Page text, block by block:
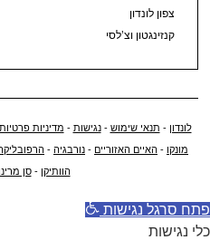
צפון לונדון
קנזינגטון וצ’לסי
לונדון - תנאי שימוש -נגישות - מדיניות פרטיות
מונקו - האיים האזוריים - נורבגיה -
הוותיקן -סן
פתח סרגל נגישות
כלי נגישות